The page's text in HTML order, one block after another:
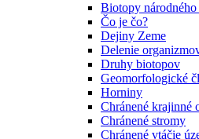
Biotopy
Čo je čo?
Dejiny Zeme
Delenie
Druhy biotopov
Geomorfologické
Horniny
Chránené krajinné
Chránené stromy
Chránené vtáčie